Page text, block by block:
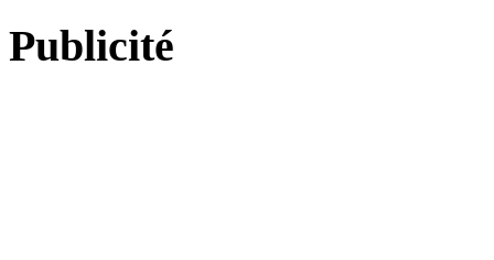
Publicité